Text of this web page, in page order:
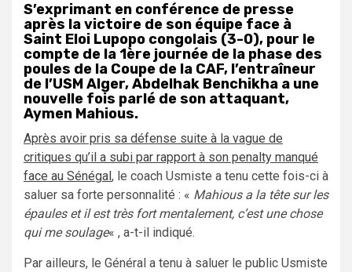
S’exprimant en conférence de presse
après la victoire de son équipe face à
Saint Eloi Lupopo congolais (3-0), pour le
compte de la 1ère journée de la phase des
poules de la Coupe de la CAF, l’entraîneur
de l’USM Alger, Abdelhak Benchikha a une
nouvelle fois parlé de son attaquant,
Aymen Mahious.
Après avoir pris sa défense suite à la vague de
critiques qu’il a subi par rapport à son penalty manqué
face au Sénégal , le coach Usmiste a tenu cette fois-ci à
saluer sa forte personnalité : « Mahious a la tête sur les
épaules et il est très fort mentalement, c’est une chose
qui me soulage« , a-t-il indiqué.
Par ailleurs, le Général a tenu à saluer le public Usmiste